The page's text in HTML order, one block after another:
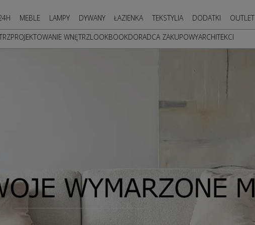
MEBLE LAMPY DYWANY ŁAZIENKA TEKSTYLIA DODATKI OUTLET
PROJEKTOWANIE WNĘTRZLOOKBOOKDORADCA ZAKUPOWYARCHITEKCI